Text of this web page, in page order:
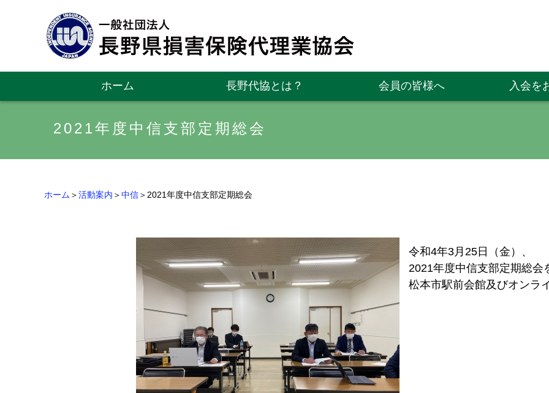
ホーム 長野代協とは？ 会員の皆様へ 入会を
2021年度中信支部定期総会
ホーム ＞活動案内 ＞中信＞2021年度中信支部定期総会
令和4年3月25日（金）、
2021年度中信支部定期総会
松本市駅前会館及びオンラ